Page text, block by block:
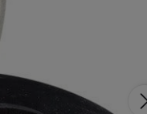
Dostępność: